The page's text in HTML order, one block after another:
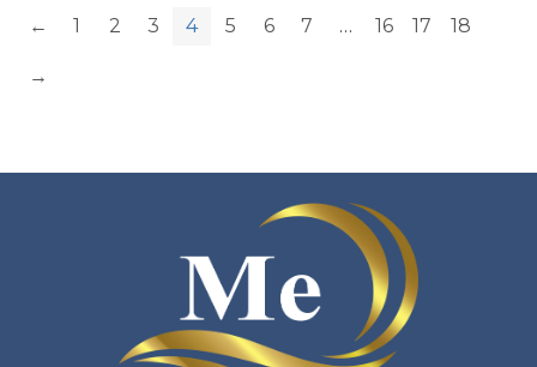
← 1 2 3 4 5 6 7 … 16 17 18
→